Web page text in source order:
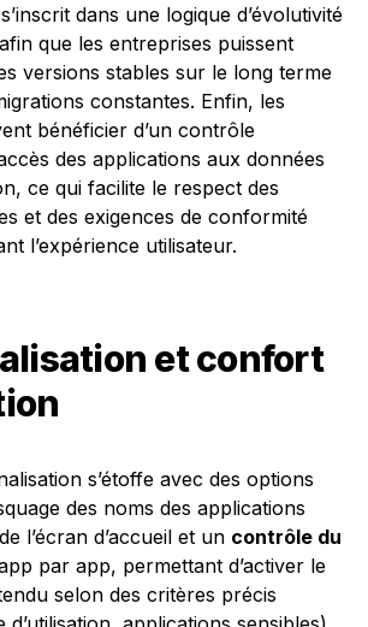
dans une logique d’évolutivité
que les entreprises puissent
versions stables sur le long terme
constantes. Enfin, les
bénéficier d’un contrôle
des applications aux données
ce qui facilite le respect des
et des exigences de conformité
l’expérience utilisateur.
et confort
s’étoffe avec des options
des noms des applications
l’écran d’accueil et un contrôle du
par app, permettant d’activer le
selon des critères précis